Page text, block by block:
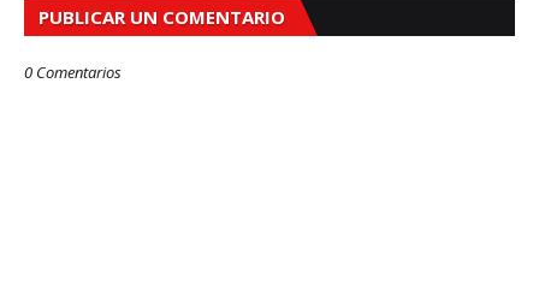
PUBLICAR UN COMENTARIO
0 Comentarios